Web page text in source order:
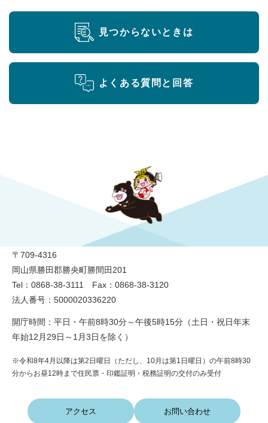
見つからないときは
よくある質問と回答
〒709-4316
岡山県勝田郡勝央町勝間田201
Tel：0868-38-3111 Fax：0868-38-3120
法人番号：5000020336220
開庁時間：平日・午前8時30分～午後5時15分（土日・祝日年末
年始12月29日～1月3日を除く）
※令和8年4月以降は第2日曜日（ただし、10月は第1日曜日）の午前8時30
分からお昼12時まで住民票・印鑑証明・税務証明の交付のみ受付
アクセス お問い合わせ